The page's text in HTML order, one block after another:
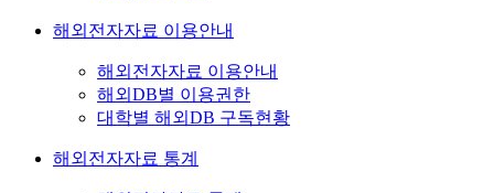
해외전자자료 이용안내
해외전자자료 이용안내
해외DB별 이용권한
대학별 해외DB 구독현황
해외전자자료 통계